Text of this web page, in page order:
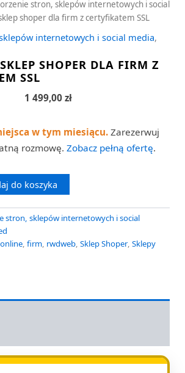
stron, sklepów internetowych i social
shoper dla firm z certyfikatem SSL
internetowych i social media,
SHOPER DLA FIRM Z
SSL
1 499,00 zł
w tym miesiącu. Zarezerwuj
rozmowę. Zobacz pełną ofertę.
do koszyka
stron, sklepów internetowych i social
, firm, rwdweb, Sklep Shoper, Sklepy